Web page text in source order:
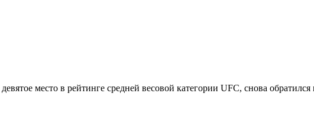
место в рейтинге средней весовой категории UFC, снова